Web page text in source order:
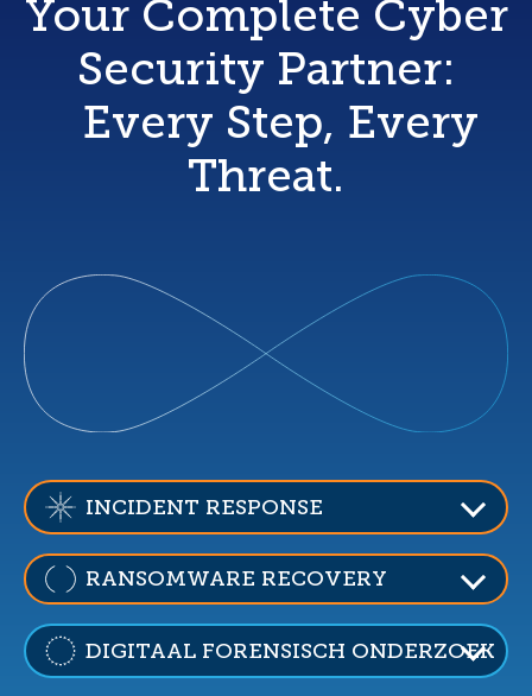
Your Complete Cyber
Security Partner:
Every Step, Every
Threat.
INCIDENT RESPONSE
RANSOMWARE RECOVERY
DIGITAAL FORENSISCH ONDERZOEK